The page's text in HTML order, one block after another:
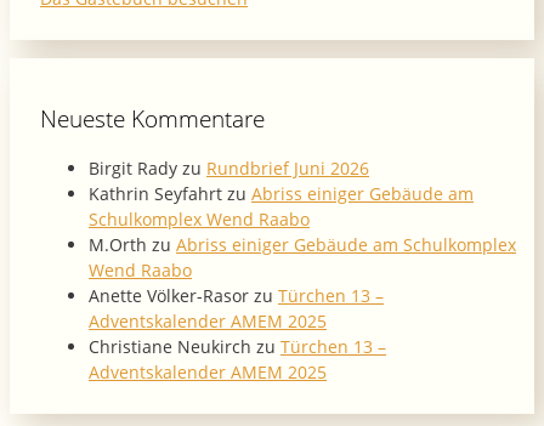
Neueste Kommentare
Birgit Rady zu Rundbrief Juni 2026
Kathrin Seyfahrt zu Abriss einiger Gebäude am
Schulkomplex Wend Raabo
M.Orth zu Abriss einiger Gebäude am Schulkomplex
Wend Raabo
Anette Völker-Rasor zu Türchen 13 –
Adventskalender AMEM 2025
Christiane Neukirch zu Türchen 13 –
Adventskalender AMEM 2025